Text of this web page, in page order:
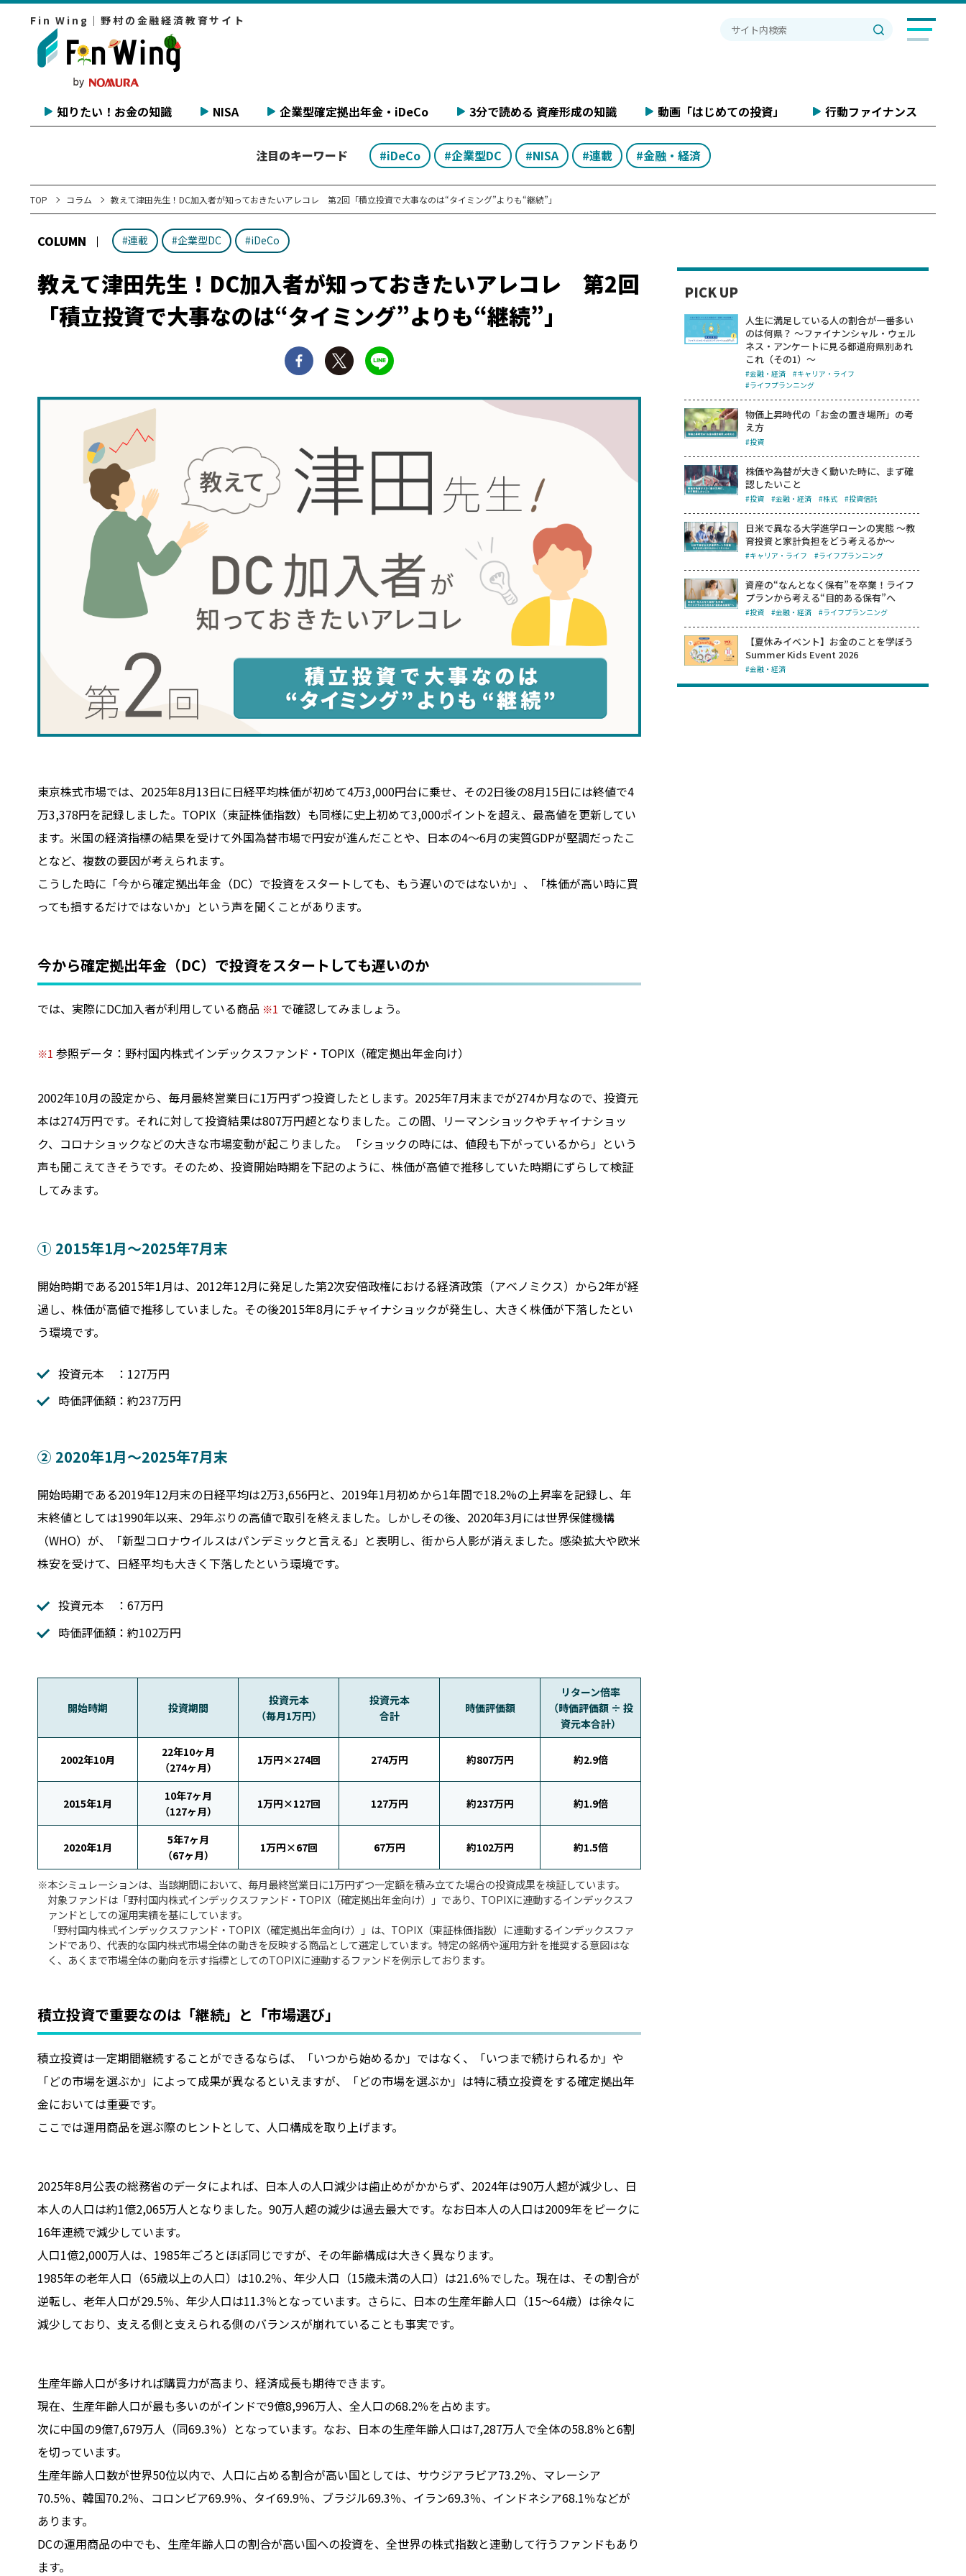
Fin Wing｜野村の金融経済教育サイト
知りたい！お金の知識 NISA 企業型確定拠出年金・iDeCo 3分で読める 資産形成の知識 動画「はじめての投資」 行動ファイナンス
注目のキーワード #iDeCo #企業型DC #NISA #連載 #金融・経済
TOP コラム 教えて津田先生！DC加入者が知っておきたいアレコレ 第2回「積立投資で大事なのは“タイミング”よりも“継続”」
COLUMN #連載 #企業型DC #iDeCo
教えて津田先生！DC加入者が知っておきたいアレコレ 第2回
「積立投資で大事なのは“タイミング”よりも“継続”」
東京株式市場では、2025年8月13日に日経平均株価が初めて4万3,000円台に乗せ、その2日後の8月15日には終値で4
万3,378円を記録しました。TOPIX（東証株価指数）も同様に史上初めて3,000ポイントを超え、最高値を更新してい
ます。米国の経済指標の結果を受けて外国為替市場で円安が進んだことや、日本の4～6月の実質GDPが堅調だったこ
となど、複数の要因が考えられます。
こうした時に「今から確定拠出年金（DC）で投資をスタートしても、もう遅いのではないか」、「株価が高い時に買
っても損するだけではないか」という声を聞くことがあります。
今から確定拠出年金（DC）で投資をスタートしても遅いのか
では、実際にDC加入者が利用している商品 1 で確認してみましょう。
1 参照データ：野村国内株式インデックスファンド・TOPIX（確定拠出年金向け）
2002年10月の設定から、毎月最終営業日に1万円ずつ投資したとします。2025年7月末までが274か月なので、投資元
本は274万円です。それに対して投資結果は807万円超となりました。この間、リーマンショックやチャイナショッ
ク、コロナショックなどの大きな市場変動が起こりました。 「ショックの時には、値段も下がっているから」という
声も聞こえてきそうです。そのため、投資開始時期を下記のように、株価が高値で推移していた時期にずらして検証
してみます。
① 2015年1月～2025年7月末
開始時期である2015年1月は、2012年12月に発足した第2次安倍政権における経済政策（アベノミクス）から2年が経
過し、株価が高値で推移していました。その後2015年8月にチャイナショックが発生し、大きく株価が下落したとい
う環境です。
投資元本 ：127万円
時価評価額：約237万円
② 2020年1月～2025年7月末
開始時期である2019年12月末の日経平均は2万3,656円と、2019年1月初めから1年間で18.2%の上昇率を記録し、年
末終値としては1990年以来、29年ぶりの高値で取引を終えました。しかしその後、2020年3月には世界保健機構
（WHO）が、「新型コロナウイルスはパンデミックと言える」と表明し、街から人影が消えました。感染拡大や欧米
株安を受けて、日経平均も大きく下落したという環境です。
投資元本 ：67万円
時価評価額：約102万円
開始時期 投資期間
投資元本
（毎月1万円）
投資元本
合計
時価評価額
リターン倍率
（時価評価額 ÷ 投
資元本合計）
2002年10月
22年10ヶ月
（274ヶ月）
1万円×274回 274万円 約807万円 約2.9倍
2015年1月
10年7ヶ月
（127ヶ月）
1万円×127回 127万円 約237万円 約1.9倍
2020年1月
5年7ヶ月
（67ヶ月）
1万円×67回 67万円 約102万円 約1.5倍
本シミュレーションは、当該期間において、毎月最終営業日に1万円ずつ一定額を積み立てた場合の投資成果を検証しています。
対象ファンドは「野村国内株式インデックスファンド・TOPIX（確定拠出年金向け）」であり、TOPIXに連動するインデックスフ
ァンドとしての運用実績を基にしています。
「野村国内株式インデックスファンド・TOPIX（確定拠出年金向け）」は、TOPIX（東証株価指数）に連動するインデックスファ
ンドであり、代表的な国内株式市場全体の動きを反映する商品として選定しています。特定の銘柄や運用方針を推奨する意図はな
く、あくまで市場全体の動向を示す指標としてのTOPIXに連動するファンドを例示しております。
積立投資で重要なのは「継続」と「市場選び」
積立投資は一定期間継続することができるならば、「いつから始めるか」ではなく、「いつまで続けられるか」や
「どの市場を選ぶか」によって成果が異なるといえますが、「どの市場を選ぶか」は特に積立投資をする確定拠出年
金においては重要です。
ここでは運用商品を選ぶ際のヒントとして、人口構成を取り上げます。
2025年8月公表の総務省のデータによれば、日本人の人口減少は歯止めがかからず、2024年は90万人超が減少し、日
本人の人口は約1億2,065万人となりました。90万人超の減少は過去最大です。なお日本人の人口は2009年をピークに
16年連続で減少しています。
人口1億2,000万人は、1985年ごろとほぼ同じですが、その年齢構成は大きく異なります。
1985年の老年人口（65歳以上の人口）は10.2％、年少人口（15歳未満の人口）は21.6％でした。現在は、その割合が
逆転し、老年人口が29.5％、年少人口は11.3％となっています。さらに、日本の生産年齢人口（15～64歳）は徐々に
減少しており、支える側と支えられる側のバランスが崩れていることも事実です。
生産年齢人口が多ければ購買力が高まり、経済成長も期待できます。
現在、生産年齢人口が最も多いのがインドで9億8,996万人、全人口の68.2％を占めます。
次に中国の9億7,679万人（同69.3％）となっています。なお、日本の生産年齢人口は7,287万人で全体の58.8％と6割
を切っています。
生産年齢人口数が世界50位以内で、人口に占める割合が高い国としては、サウジアラビア73.2％、マレーシア
70.5％、韓国70.2％、コロンビア69.9％、タイ69.9％、ブラジル69.3％、イラン69.3％、インドネシア68.1％などが
あります。
DCの運用商品の中でも、生産年齢人口の割合が高い国への投資を、全世界の株式指数と連動して行うファンドもあり
ます。
PICK UP
人生に満足している人の割合が一番多い
のは何県？ ～ファイナンシャル・ウェル
ネス・アンケートに見る都道府県別あれ
これ（その1）～
#金融・経済
#キャリア・ライフ
#ライフプランニング
物価上昇時代の「お金の置き場所」の考
え方
#投資
株価や為替が大きく動いた時に、まず確
認したいこと
#投資 #金融・経済 #株式 #投資信託
日米で異なる大学進学ローンの実態 ～教
育投資と家計負担をどう考えるか～
#キャリア・ライフ #ライフプランニング
資産の“なんとなく保有”を卒業！ライフ
プランから考える“目的ある保有”へ
#投資 #金融・経済 #ライフプランニング
【夏休みイベント】お金のことを学ぼう
Summer Kids Event 2026
#金融・経済